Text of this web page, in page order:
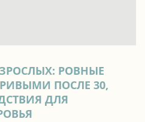
РОВНЫЕ
ПОСЛЕ 30,
ДЛЯ